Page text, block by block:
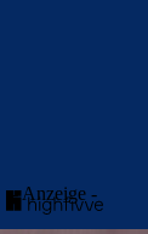
- Anzeige -